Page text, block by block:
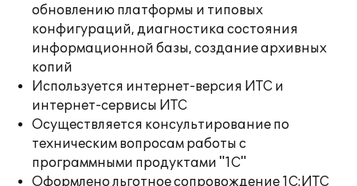
обновлению платформы и типовых
конфигураций, диагностика состояния
информационной базы, создание архивных
копий
Используется интернет-версия ИТС и
интернет-сервисы ИТС
Осуществляется консультирование по
техническим вопросам работы с
программными продуктами "1С"
Оформлено льготное сопровождение 1С:ИТС